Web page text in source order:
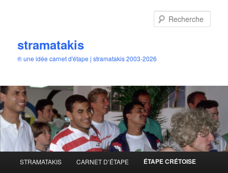
stramatakis
® une idée carnet d'étape | stramatakis 2003-2026
principal
STRAMATAKIS CARNET D’ÉTAPE ÉTAPE CRÉTOISE